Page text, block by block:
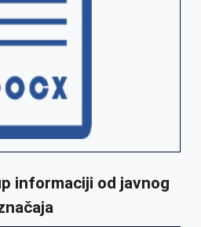
informaciji od javnog